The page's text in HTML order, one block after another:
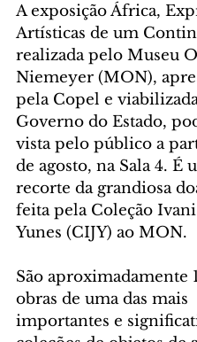
A exposição África,
Artísticas de um
realizada pelo Museu
Niemeyer (MON),
pela Copel e
Governo do Estado,
vista pelo público a
de agosto, na Sala 4. É
recorte da grandiosa
feita pela Coleção Ivani
Yunes (CIJY) ao MON.
São aproximadamente
obras de uma das mais
importantes e